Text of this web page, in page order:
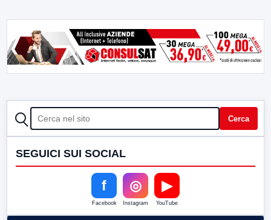
CERCA Cerca
SEGUICI SUI SOCIAL
f
Facebook
◎
Instagram
▶
YouTube